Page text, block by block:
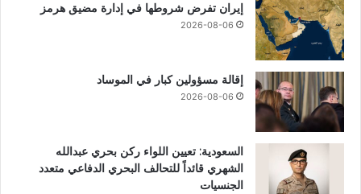
إيران تفرض شروطها في إدارة مضيق هرمز
2026-08-06
إقالة مسؤولين كبار في الموساد
2026-08-06
السعودية: تعيين اللواء ركن بحري عبدالله
الشهري قائداً للتحالف البحري الدفاعي متعدد
الجنسيات